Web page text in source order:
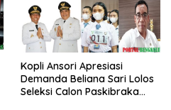
Kopli Ansori Apresiasi
Demanda Beliana Sari Lolos
Seleksi Calon Paskibraka